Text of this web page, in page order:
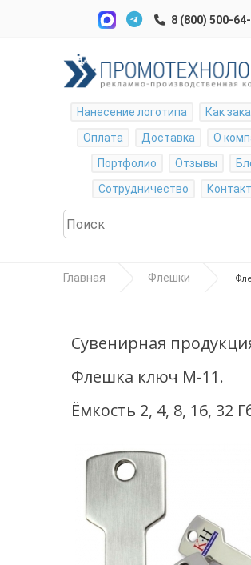
Нанесение логотипа
Как
Оплата
Доставка
О
Портфолио
Отзывы
Сотрудничество
Главная Флешки
Сувенирная
Флешка ключ M-11.
Ёмкость 2, 4, 8, 16, 32